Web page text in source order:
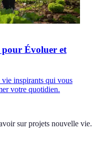
pour Évoluer et
inspirants qui vous
votre quotidien.
sur projets nouvelle vie.